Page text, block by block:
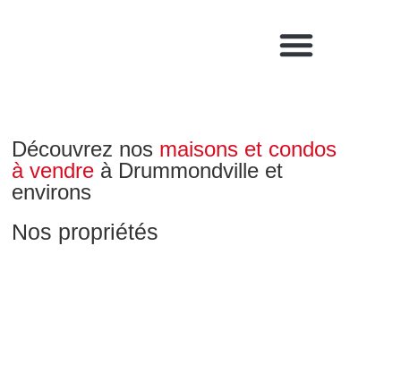
Découvrez nos maisons et condos
à vendre à Drummondville et
environs
Nos propriétés